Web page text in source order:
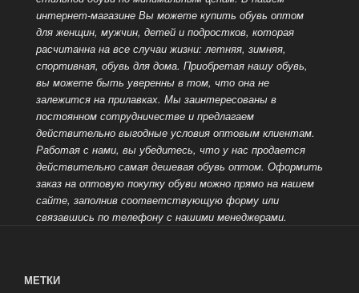
интернет-магазине Вы можете купить обувь оптом
для женщин, мужчин, детей и подростков, которая
расчитанна на все случаи жизни: летняя, зимняя,
спортивная, обувь для дома. Приобретая нашу обувь,
вы можете быть уверенны в том, что она не
залежится на прилавках. Мы заинтересованы в
постоянном сотрудничестве и предлагаем
действительно выгодные условия оптовым клиентам.
Работая с нами, вы убедитесь, что у нас продается
действительно самая дешевая обувь оптом. Оформить
заказ на оптовую покупку обуви можно прямо на нашем
сайте, заполнив соответствующую форму или
связавшись по телефону с нашими менеджерами.
МЕТКИ